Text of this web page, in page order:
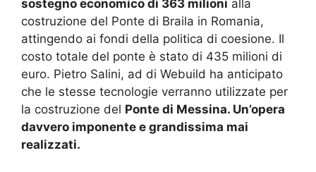
sostegno economico di 363 milioni alla
costruzione del Ponte di Braila in Romania,
attingendo ai fondi della politica di coesione. Il
costo totale del ponte è stato di 435 milioni di
euro. Pietro Salini, ad di Webuild ha anticipato
che le stesse tecnologie verranno utilizzate per
la costruzione del Ponte di Messina. Un’opera
davvero imponente e grandissima mai
realizzati.